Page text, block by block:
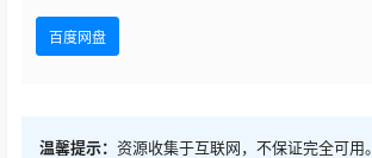
百度网盘
温馨提示： 资源收集于互联网，不保证完全可用